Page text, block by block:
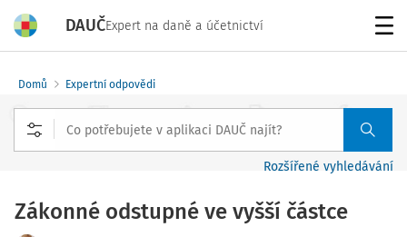
DAUČExpert na daně a účetnictví
Domů Expertní odpovědi
Rozšířené vyhledávání
Zákonné odstupné ve vyšší částce